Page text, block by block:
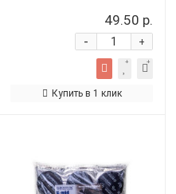
49.50 р.
+
-
Купить в 1 клик